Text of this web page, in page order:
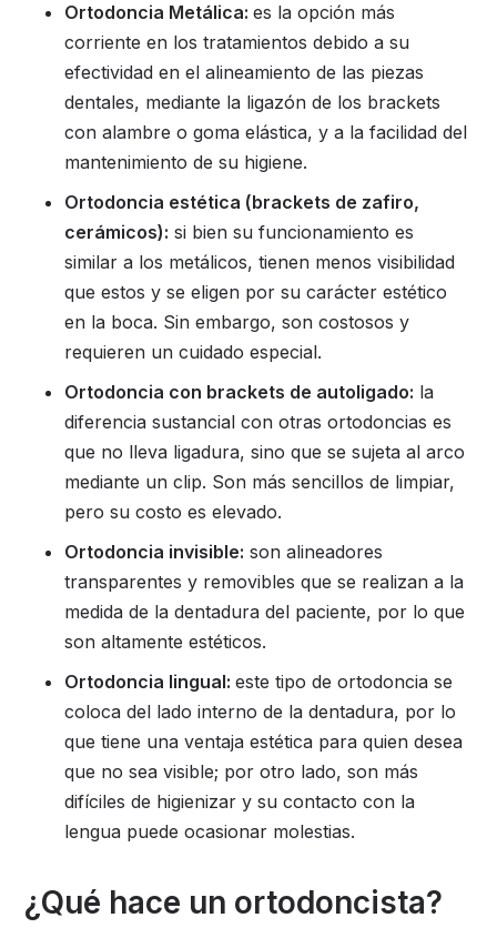
Ortodoncia Metálica:es la opción más
corriente en los tratamientos debido a su
efectividad en el alineamiento de las piezas
dentales, mediante la ligazón de los brackets
con alambre o goma elástica, y a la facilidad del
mantenimiento de su higiene.
Ortodoncia estética (brackets de zafiro,
cerámicos): si bien su funcionamiento es
similar a los metálicos, tienen menos visibilidad
que estos y se eligen por su carácter estético
en la boca. Sin embargo, son costosos y
requieren un cuidado especial.
Ortodoncia con brackets de autoligado: la
diferencia sustancial con otras ortodoncias es
que no lleva ligadura, sino que se sujeta al arco
mediante un clip. Son más sencillos de limpiar,
pero su costo es elevado.
Ortodoncia invisible: son alineadores
transparentes y removibles que se realizan a la
medida de la dentadura del paciente, por lo que
son altamente estéticos.
Ortodoncia lingual:este tipo de ortodoncia se
coloca del lado interno de la dentadura, por lo
que tiene una ventaja estética para quien desea
que no sea visible; por otro lado, son más
difíciles de higienizar y su contacto con la
lengua puede ocasionar molestias.
¿Qué hace un ortodoncista?